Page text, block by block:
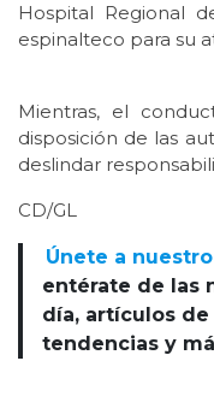
Hospital Regional
espinalteco para su
Mientras, el
disposición de las
deslindar
CD/GL
Únete a
entérate de las
día, artículos
tendencias y